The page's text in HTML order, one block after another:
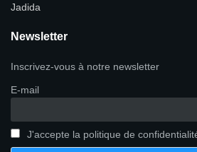
Jadida
Newsletter
Inscrivez-vous à notre newsletter
E-mail
J'accepte la politique de